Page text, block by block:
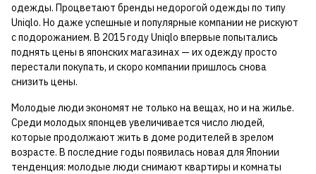
одежды. Процветают бренды недорогой одежды по типу
Uniqlo. Но даже успешные и популярные компании не рискуют
с подорожанием. В 2015 году Uniqlo впервые попытались
поднять цены в японских магазинах — их одежду просто
перестали покупать, и скоро компании пришлось снова
снизить цены.
Молодые люди экономят не только на вещах, но и на жилье.
Среди молодых японцев увеличивается число людей,
которые продолжают жить в доме родителей в зрелом
возрасте. В последние годы появилась новая для Японии
тенденция: молодые люди снимают квартиры и комнаты